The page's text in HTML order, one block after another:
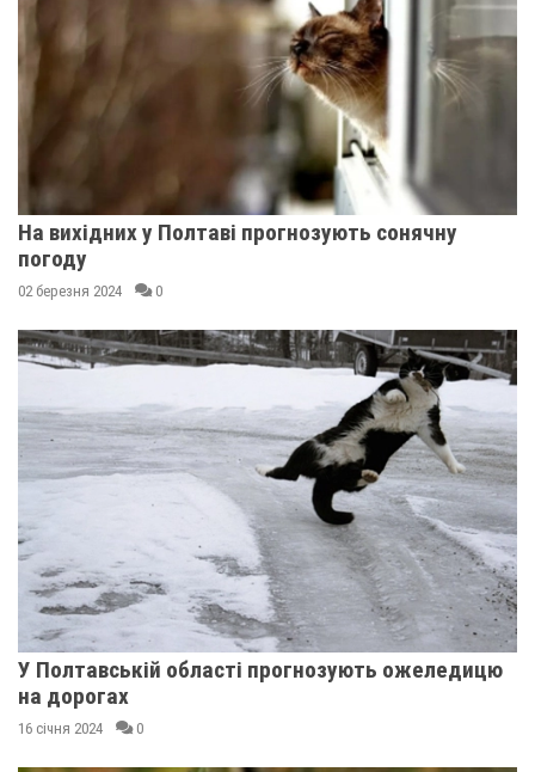
На вихідних у Полтаві прогнозують сонячну
погоду
02 березня 2024 0
У Полтавській області прогнозують ожеледицю
на дорогах
16 січня 2024 0